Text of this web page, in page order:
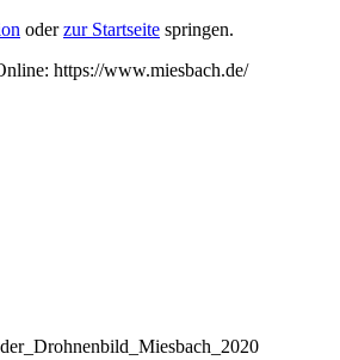
oderzur Startseite springen.
https://www.miesbach.de/